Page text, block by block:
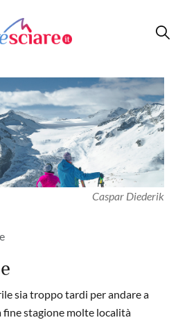
Caspar Diederik
sia troppo tardi per andare a
fine stagione molte località